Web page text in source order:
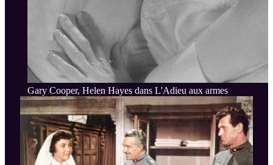
Gary Cooper, Helen Hayes dans L'Adieu aux armes